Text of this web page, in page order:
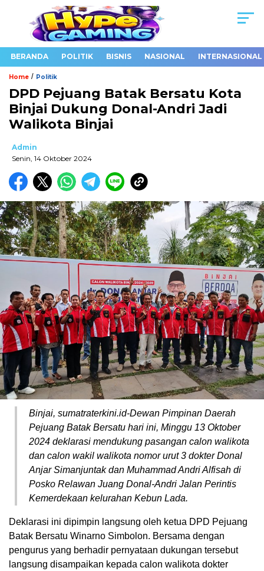
BERANDA POLITIK BISNIS NASIONAL INTERNASIONAL
Home / Politik
DPD Pejuang Batak Bersatu Kota
Binjai Dukung Donal-Andri Jadi
Walikota Binjai
Admin
Senin, 14 Oktober 2024
Binjai, sumatraterkini.id-Dewan Pimpinan Daerah
Pejuang Batak Bersatu hari ini, Minggu 13 Oktober
2024 deklarasi mendukung pasangan calon walikota
dan calon wakil walikota nomor urut 3 dokter Donal
Anjar Simanjuntak dan Muhammad Andri Alfisah di
Posko Relawan Juang Donal-Andri Jalan Perintis
Kemerdekaan kelurahan Kebun Lada.
Deklarasi ini dipimpin langsung oleh ketua DPD Pejuang
Batak Bersatu Winarno Simbolon. Bersama dengan
pengurus yang berhadir pernyataan dukungan tersebut
langsung disampaikan kepada calon walikota dokter